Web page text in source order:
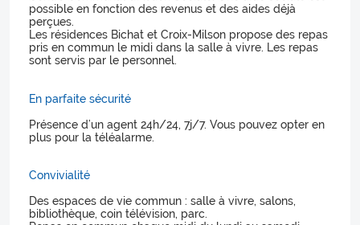
possible en fonction des revenus et des aides déjà
perçues.
Les résidences Bichat et Croix-Milson propose des repas
pris en commun le midi dans la salle à vivre. Les repas
sont servis par le personnel.
En parfaite sécurité
Présence d’un agent 24h/24, 7j/7. Vous pouvez opter en
plus pour la téléalarme.
Convivialité
Des espaces de vie commun : salle à vivre, salons,
bibliothèque, coin télévision, parc.